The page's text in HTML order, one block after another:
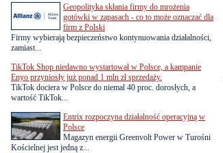
Geopolityka skłania firmy do mrożenia
gotówki w zapasach - co to może oznaczać dla
firm z Polski
Firmy wybierają bezpieczeństwo kontynuowania działalności,
zamiast...
TikTok Shop niedawno wystartował w Polsce, a kampanie
Enyo przyniosły już ponad 1 mln zł sprzedaży.
TikTok dociera w Polsce do niemal 40 proc. dorosłych, a
wartość TikTok...
Entrix rozpoczyna działalność operacyjną w
Polsce
Magazyn energii Greenvolt Power w Turośni
Kościelnej jest jedną z...